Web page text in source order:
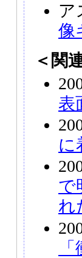
ア
像
＜関
表
に
で
れ